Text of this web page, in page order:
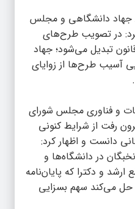
جهاد دانشگاهی و مجلس
در تصویب طرح‌های
تبدیل می‌شود؛ جهاد
آسیب طرح‌ها از زوایای
و فناوری مجلس شورای
رفت از شرایط کنونی
دانست و اظهار کرد:
در دانشگاه‌ها و
و دکترا که پایان‌نامه
حل می‌کند سهم بسزایی